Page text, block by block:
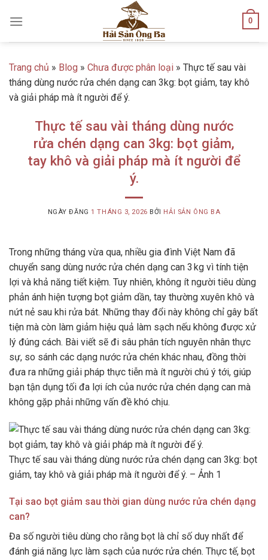
0
Trang chủ » Blog » Chưa được phân loại » Thực tế sau vài
tháng dùng nước rửa chén dạng can 3kg: bọt giảm, tay khô
và giải pháp mà ít người để ý.
Thực tế sau vài tháng dùng nước
rửa chén dạng can 3kg: bọt giảm,
tay khô và giải pháp mà ít người để
ý.
NGÀY ĐĂNG 1 THÁNG 3, 2026 BỞI HẢI SẢN ÔNG BA
Trong những tháng vừa qua, nhiều gia đình Việt Nam đã
chuyển sang dùng nước rửa chén dạng can 3 kg vì tính tiện
lợi và khả năng tiết kiệm. Tuy nhiên, không ít người tiêu dùng
phản ánh hiện tượng bọt giảm dần, tay thường xuyên khô và
nứt nẻ sau khi rửa bát. Những thay đổi này không chỉ gây bất
tiện mà còn làm giảm hiệu quả làm sạch nếu không được xử
lý đúng cách. Bài viết sẽ đi sâu phân tích nguyên nhân thực
sự, so sánh các dạng nước rửa chén khác nhau, đồng thời
đưa ra những giải pháp thực tiễn mà ít người chú ý tới, giúp
bạn tận dụng tối đa lợi ích của nước rửa chén dạng can mà
không gặp phải những vấn đề khó chịu.
Thực tế sau vài tháng dùng nước rửa chén dạng can 3kg: bọt
giảm, tay khô và giải pháp mà ít người để ý. – Ảnh 1
Tại sao bọt giảm sau thời gian dùng nước rửa chén dạng
can?
Đa số người tiêu dùng cho rằng bọt là chỉ số duy nhất để
đánh giá năng lực làm sạch của nước rửa chén. Thực tế, bọt